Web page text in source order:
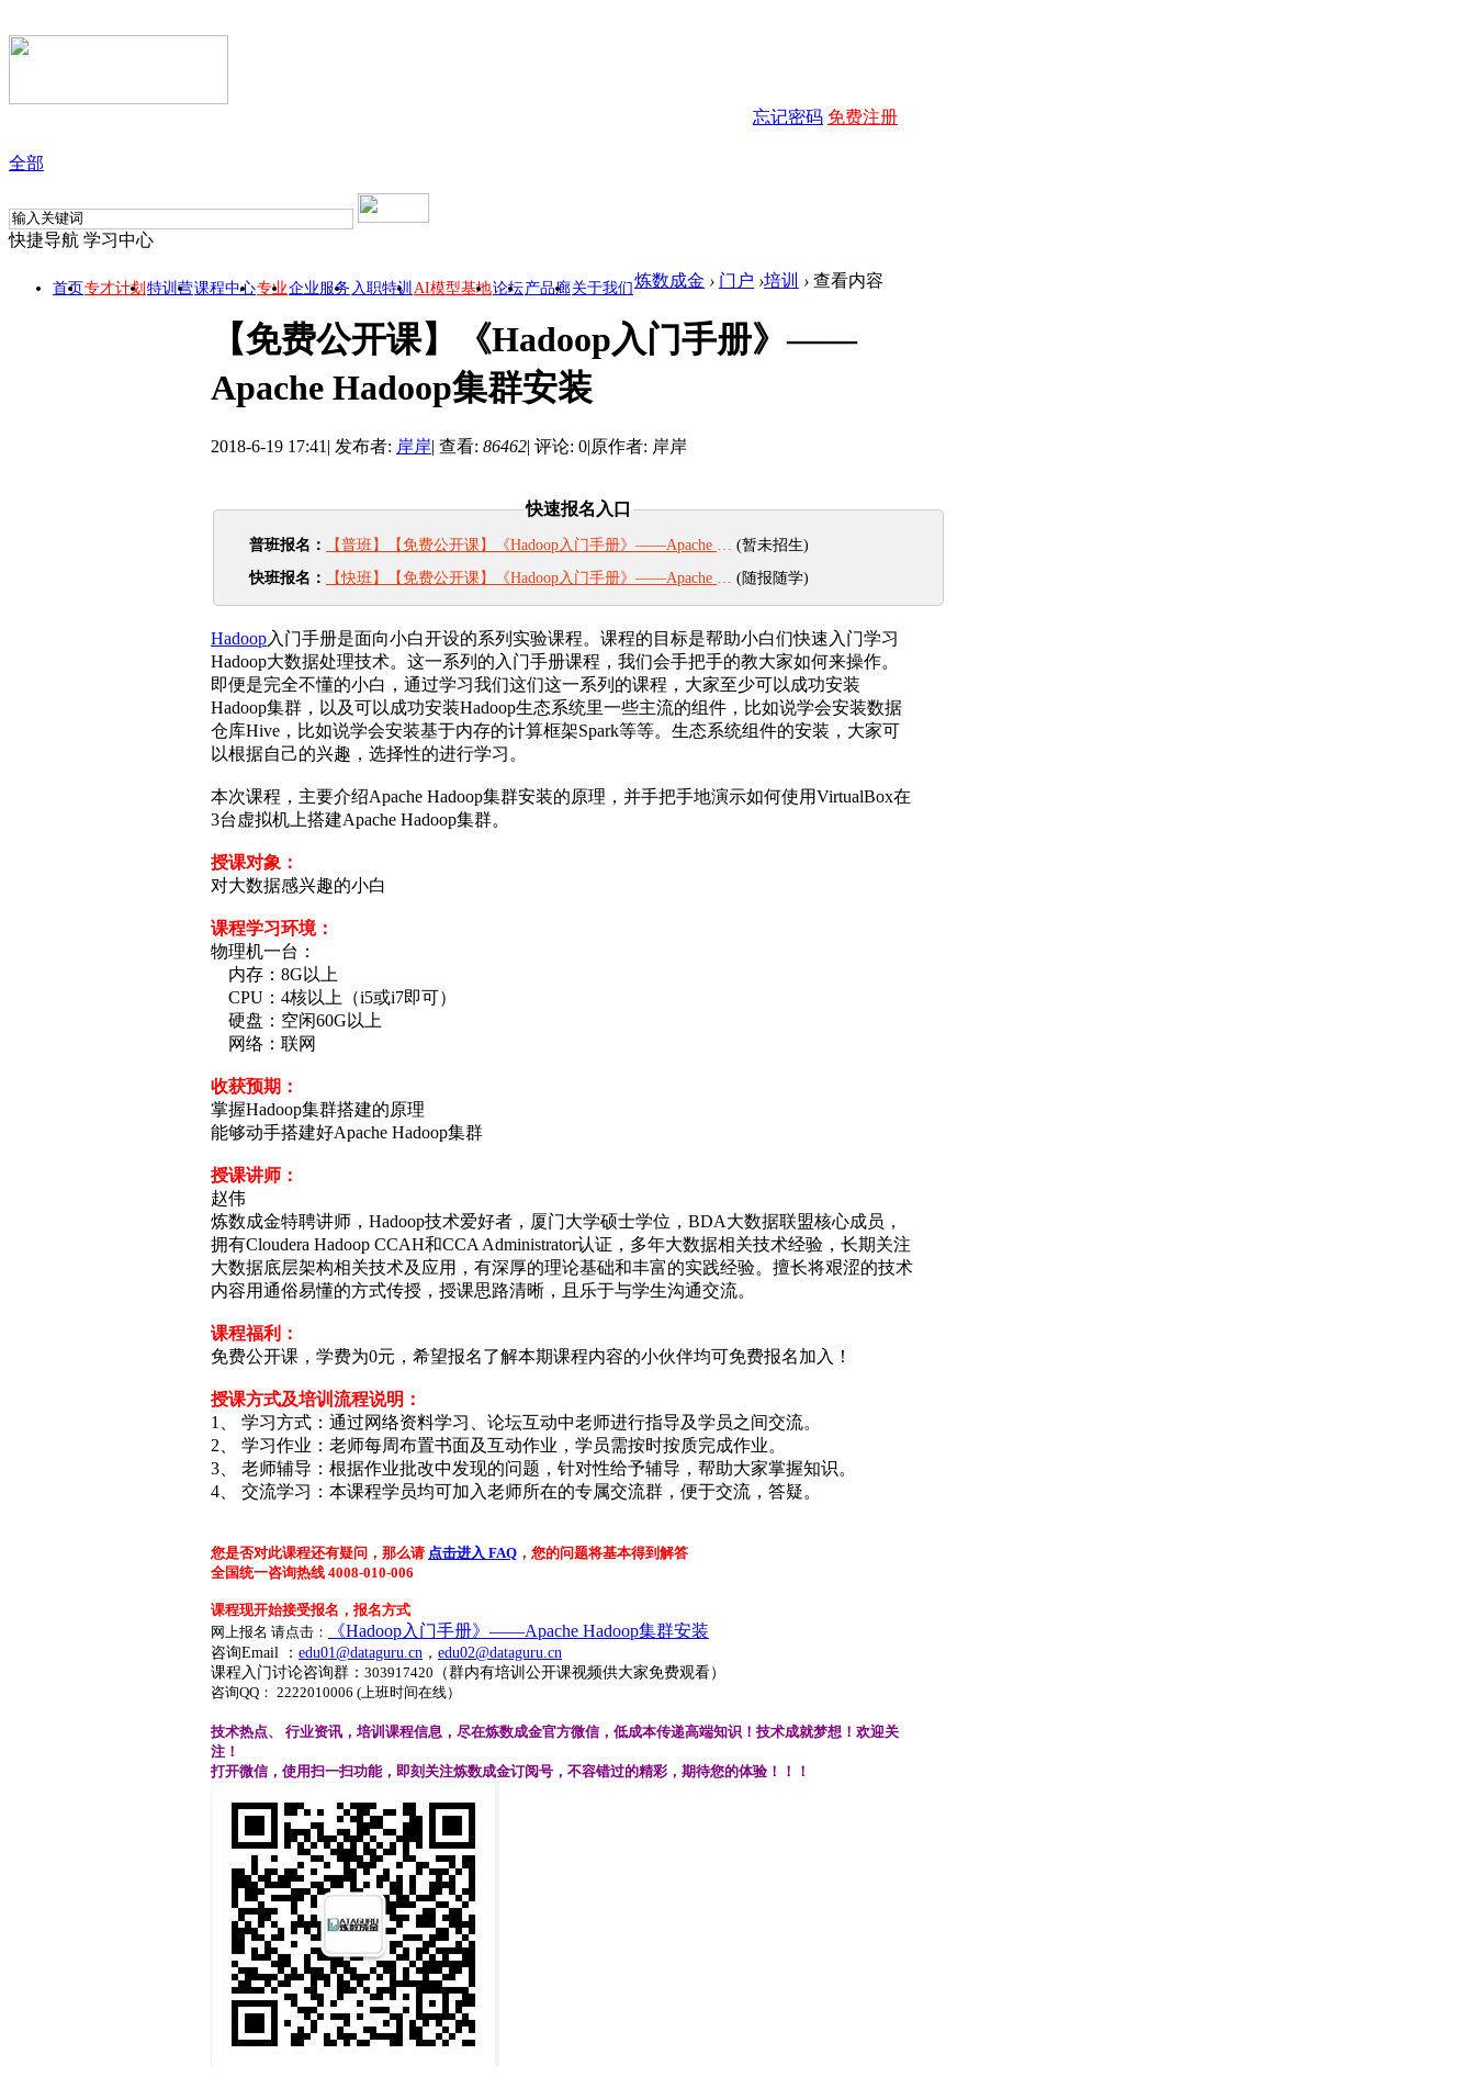
忘记密码 免费注册
全部
快捷导航 学习中心
首页专才计划 特训营课程中心专业企业服务 入职特训 AI模型基地论坛产品廊关于我们炼数成金 › 门户 ›培训 › 查看内容
【免费公开课】《Hadoop入门手册》——
Apache Hadoop集群安装
2018-6-19 17:41 | 发布者: 岸岸| 查看: 86462| 评论: 0|原作者: 岸岸
快速报名入口
普班报名： 【普班】【免费公开课】《Hadoop入门手册》——Apache Hadoop集群安装（第四期）
(暂未招生)
快班报名：
【快班】【免费公开课】《Hadoop入门手册》——Apache Hadoop集群安装
(随报随学)
Hadoop入门手册是面向小白开设的系列实验课程。课程的目标是帮助小白们快速入门学习
Hadoop大数据处理技术。这一系列的入门手册课程，我们会手把手的教大家如何来操作。
即便是完全不懂的小白，通过学习我们这们这一系列的课程，大家至少可以成功安装
Hadoop集群，以及可以成功安装Hadoop生态系统里一些主流的组件，比如说学会安装数据
仓库Hive，比如说学会安装基于内存的计算框架Spark等等。生态系统组件的安装，大家可
以根据自己的兴趣，选择性的进行学习。
本次课程，主要介绍Apache Hadoop集群安装的原理，并手把手地演示如何使用VirtualBox在
3台虚拟机上搭建Apache Hadoop集群。
授课对象：
对大数据感兴趣的小白
课程学习环境：
物理机一台：
内存：8G以上
CPU：4核以上（i5或i7即可）
硬盘：空闲60G以上
网络：联网
收获预期：
掌握Hadoop集群搭建的原理
能够动手搭建好Apache Hadoop集群
授课讲师：
赵伟
炼数成金特聘讲师，Hadoop技术爱好者，厦门大学硕士学位，BDA大数据联盟核心成员，
拥有Cloudera Hadoop CCAH和CCA Administrator认证，多年大数据相关技术经验，长期关注
大数据底层架构相关技术及应用，有深厚的理论基础和丰富的实践经验。擅长将艰涩的技术
内容用通俗易懂的方式传授，授课思路清晰，且乐于与学生沟通交流。
课程福利：
免费公开课，学费为0元，希望报名了解本期课程内容的小伙伴均可免费报名加入！
授课方式及培训流程说明：
1、 学习方式：通过网络资料学习、论坛互动中老师进行指导及学员之间交流。
2、 学习作业：老师每周布置书面及互动作业，学员需按时按质完成作业。
3、 老师辅导：根据作业批改中发现的问题，针对性给予辅导，帮助大家掌握知识。
4、 交流学习：本课程学员均可加入老师所在的专属交流群，便于交流，答疑。
您是否对此课程还有疑问，那么请 点击进入 FAQ ，您的问题将基本得到解答
全国统一咨询热线 4008-010-006
课程现开始接受报名，报名方式
网上报名 请点击：
《Hadoop入门手册》——Apache Hadoop集群安装
咨询Email ： edu01@dataguru.cn ， edu02@dataguru.cn
课程入门讨论咨询群： 303917420 （群内有培训公开课视频供大家免费观看）
咨询QQ： 2222010006 (上班时间在线）
技术热点、
行业资讯，培训课程信息，尽在炼数成金官方微信，低成本传递高端知识！技术成就梦想！欢迎关
注！
打开微信，使用扫一扫功能，即刻关注炼数成金订阅号，不容错过的精彩，期待您的体验！！！